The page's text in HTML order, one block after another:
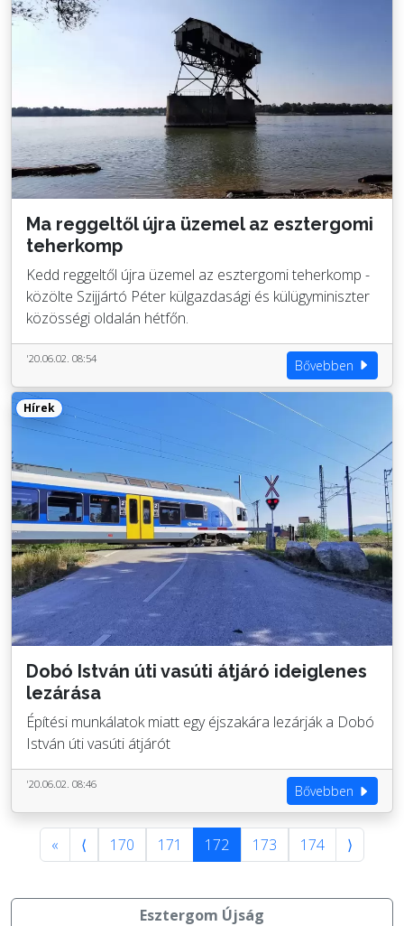
Ma reggeltől újra üzemel az esztergomi
teherkomp
Kedd reggeltől újra üzemel az esztergomi teherkomp -
közölte Szijjártó Péter külgazdasági és külügyminiszter
közösségi oldalán hétfőn.
'20.06.02. 08:54 Bővebben
Hírek
Dobó István úti vasúti átjáró ideiglenes
lezárása
Építési munkálatok miatt egy éjszakára lezárják a Dobó
István úti vasúti átjárót
'20.06.02. 08:46 Bővebben
« ⟨ 170 171 172 173 174 ⟩
Esztergom Újság